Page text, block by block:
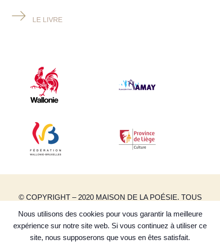
LE LIVRE
© COPYRIGHT – 2020 MAISON DE LA POÉSIE. TOUS
CRÉATION DE SITES INTERNET | PRODUWEB
Nous utilisons des cookies pour vous garantir la meilleure
expérience sur notre site web. Si vous continuez à utiliser ce
site, nous supposerons que vous en êtes satisfait.